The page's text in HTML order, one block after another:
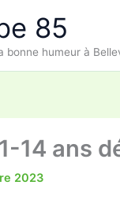
85
bonne humeur à
14 ans
2023